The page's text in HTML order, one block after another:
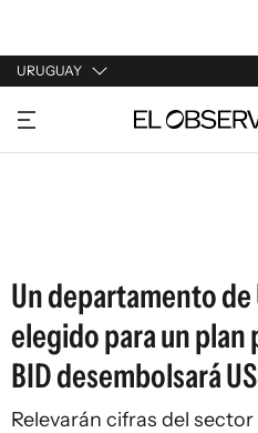
URUGUAY
URUGUAY
ARGENTINA
Un departamento de
elegido para un plan
BID desembolsará
Relevarán cifras del